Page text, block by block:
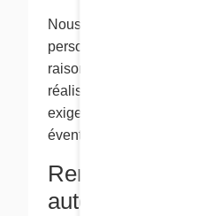
Nous conservons vos
personnels aussi
raisonnablement
réaliser nos transactions
exigences de la loi, selon
éventualité.
Renseignements
automatiques